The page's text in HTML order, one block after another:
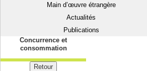
Main d’œuvre étrangère
Actualités
Publications
Concurrence et
consommation
Retour